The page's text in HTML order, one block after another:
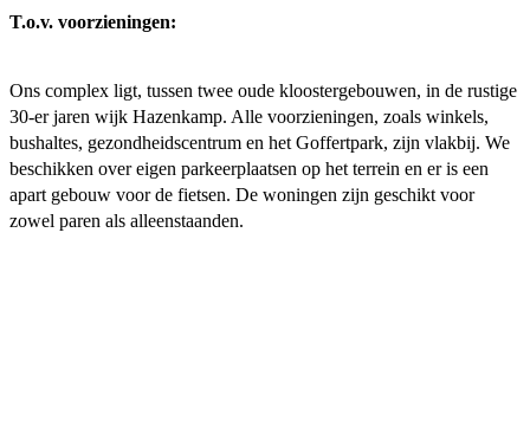
T.o.v. voorzieningen:
Ons complex ligt, tussen twee oude kloostergebouwen, in de rustige
30-er jaren wijk Hazenkamp. Alle voorzieningen, zoals winkels,
bushaltes, gezondheidscentrum en het Goffertpark, zijn vlakbij. We
beschikken over eigen parkeerplaatsen op het terrein en er is een
apart gebouw voor de fietsen. De woningen zijn geschikt voor
zowel paren als alleenstaanden.